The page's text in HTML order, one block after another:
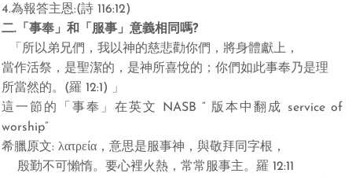
4.為報答主恩:(詩116:12)
二. 「事奉」和「服事」意義相同嗎?
「所以弟兄們，我以神的慈悲勸你們，將身體獻上，
當作活祭，是聖潔的，是神所喜悅的；你們如此事奉乃是理
所當然的。 (羅12:1)
」
這一節的「事奉」在英文 NASB ” 版本中翻成 service of
worship”
希臘原文: λατρεία ，意思是服事神，與敬拜同字根，
殷勤不可懶惰。要心裡火熱，常常服事主。羅12:11